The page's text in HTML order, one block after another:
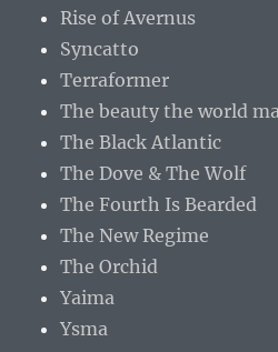
Rise of Avernus
Syncatto
Terraformer
The beauty the world
The Black Atlantic
The Dove & The Wolf
The Fourth Is Bearded
The New Regime
The Orchid
Yaima
Ysma